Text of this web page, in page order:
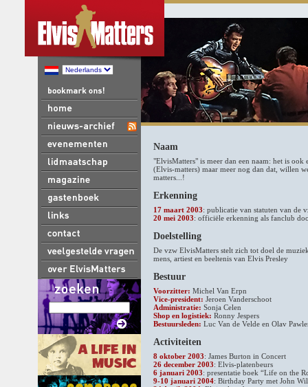
Naam
"ElvisMatters" is meer dan een naam: het is
(Elvis-matters) maar meer nog dan dat, willen
matters...!
Erkenning
17 maart 2003: publicatie van statuten van de
20 mei 2003: officiële erkenning als fanclub
Doelstelling
De vzw ElvisMatters stelt zich tot doel de
mens, artiest en beeltenis van Elvis Presley
Bestuur
Voorzitter: Michel Van Erpn
Vice-president: Jeroen Vanderschoot
Administratie: Sonja Celen
Shop en logistiek: Ronny Jespers
Bestuursleden: Luc Van de Velde en Olav
Activiteiten
8 oktober 2003: James Burton in Concert
26 december 2003: Elvis-platenbeurs
6 januari 2003: presentatie boek “Life on the
9-10 januari 2004: Birthday Party met John